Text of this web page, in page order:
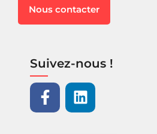
Nous contacter
Suivez-nous !